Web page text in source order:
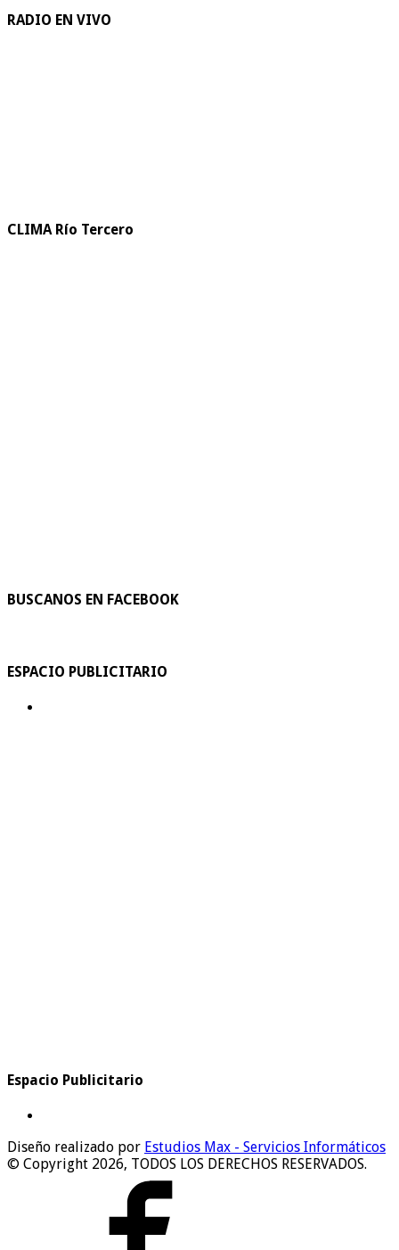
RADIO EN VIVO
CLIMA Río Tercero
BUSCANOS EN FACEBOOK
ESPACIO PUBLICITARIO
Espacio Publicitario
Diseño realizado por Estudios Max - Servicios Informáticos
© Copyright 2026, TODOS LOS DERECHOS RESERVADOS.